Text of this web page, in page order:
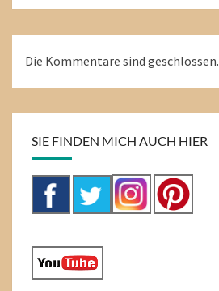
Die Kommentare sind geschlossen.
SIE FINDEN MICH AUCH HIER